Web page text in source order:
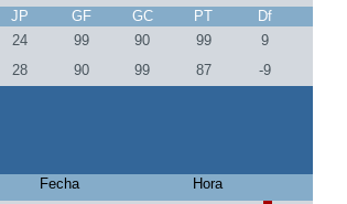
JP GF GC PT
Df
24 99 90 99
9
28 90 99 87 -9
Fecha
Hora